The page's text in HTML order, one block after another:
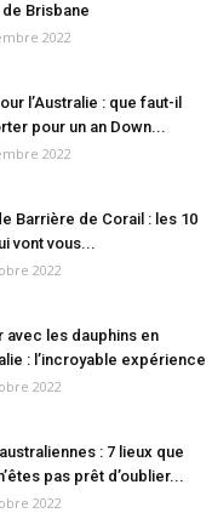
de Brisbane
2022
l’Australie : que faut-il
pour un an Down...
2022
Barrière de Corail : les 10
vont vous...
2022
avec les dauphins en
: l’incroyable expérience
2022
: 7 lieux que
pas prêt d’oublier...
2022